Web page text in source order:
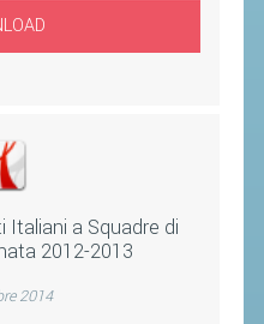
Italiani a Squadre di
2012-2013
2014
TORNEI